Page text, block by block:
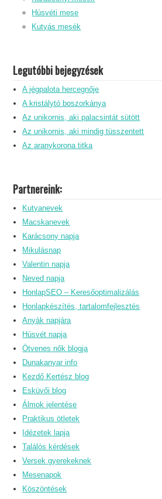
Húsvéti mese
Kutyás mesék
Legutóbbi bejegyzések
A jégpalota hercegnője
A kristálytó boszorkánya
Az unikornis, aki palacsintát sütött
Az unikornis, aki mindig tüsszentett
Az aranykorona titka
Partnereink:
Kutyanevek
Macskanevek
Karácsony napja
Mikulásnap
Valentin napja
Neved napja
HonlapSEO – Keresőoptimalizálás
Honlapkészítés, tartalomfejlesztés
Anyák napjára
Húsvét napja
Ötvenes nők blogja
Dunakanyar info
Kezdő Kertész blog
Esküvői blog
Álmok jelentése
Praktikus ötletek
Idézetek lapja
Találós kérdések
Versek gyerekeknek
Mesenapok
Köszöntések